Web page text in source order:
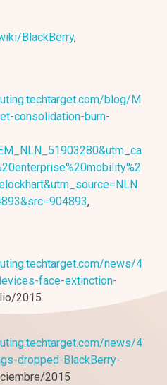
BlackBerry,
blog/M
consolidation-burn-
,
news/4
face-extinction-
2015
news/4
dropped-BlackBerry-
2015